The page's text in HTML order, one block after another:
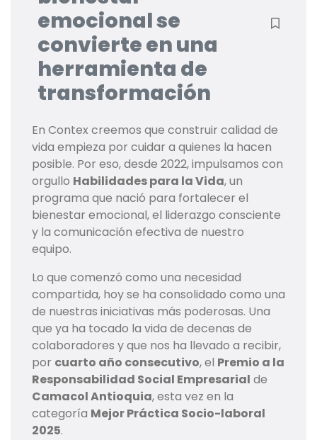
emocional se
convierte en una
herramienta de
transformación
En Contex creemos que construir calidad de
vida empieza por cuidar a quienes la hacen
posible. Por eso, desde 2022, impulsamos con
orgullo Habilidades para la Vida, un
programa que nació para fortalecer el
bienestar emocional, el liderazgo consciente
y la comunicación efectiva de nuestro
equipo.
Lo que comenzó como una necesidad
compartida, hoy se ha consolidado como una
de nuestras iniciativas más poderosas. Una
que ya ha tocado la vida de decenas de
colaboradores y que nos ha llevado a recibir,
por cuarto año consecutivo, el Premio a la
Responsabilidad Social Empresarial de
Camacol Antioquia, esta vez en la
categoría Mejor Práctica Socio-laboral
2025.